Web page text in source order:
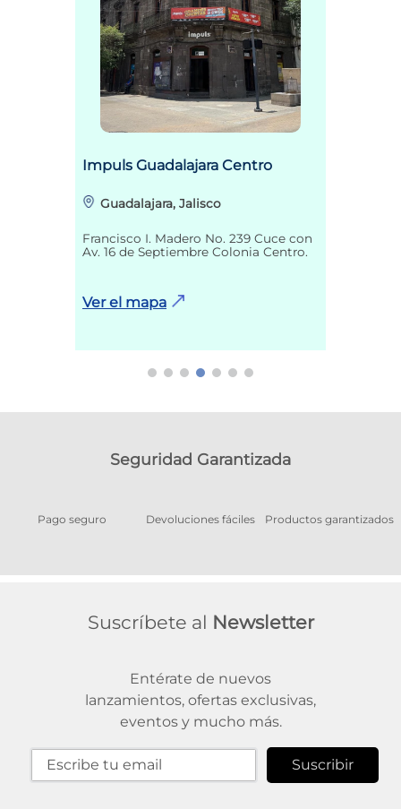
Impuls Guadalajara Centro
Guadalajara, Jalisco
Francisco I. Madero No. 239 Cuce con
Av. 16 de Septiembre Colonia Centro.
Ver el mapa
Seguridad Garantizada
Pago seguro Devoluciones fáciles Productos garantizados
Suscríbete al Newsletter
Entérate de nuevos
lanzamientos, ofertas exclusivas,
eventos y mucho más.
Suscribir